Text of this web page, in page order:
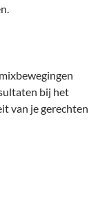
bij het
van je gerechten